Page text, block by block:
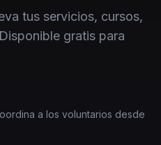
tus servicios, cursos,
gratis para
a los voluntarios desde